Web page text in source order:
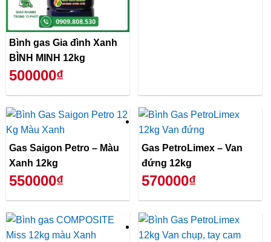
Bình gas Gia đình Xanh
BÌNH MINH 12kg
500000₫
Gas Saigon Petro – Màu
Xanh 12kg
550000₫
Gas PetroLimex – Van
đứng 12kg
570000₫